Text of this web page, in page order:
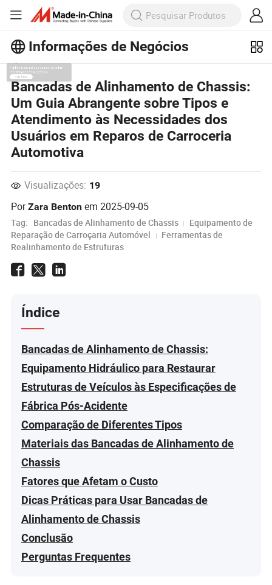
Informações de Negócios
Explore mais artigos populares sobre
Informações de Negócios!
Veja Mais
Bancadas de Alinhamento de Chassis:
Um Guia Abrangente sobre Tipos e
Atendimento às Necessidades dos
Usuários em Reparos de Carroceria
Automotiva
Visualizações: 19
PorZara Benton em2025-09-05
Tag: Bancadas de Alinhamento de Chassis
Equipamento de
Reparação de Carroçaria Automóvel
Ferramentas de
Realinhamento de Estruturas
Índice
Bancadas de Alinhamento de Chassis:
Equipamento Hidráulico para Restaurar
Estruturas de Veículos às Especificações de
Fábrica Pós-Acidente
Comparação de Diferentes Tipos
Materiais das Bancadas de Alinhamento de
Chassis
Fatores que Afetam o Custo
Dicas Práticas para Usar Bancadas de
Alinhamento de Chassis
Conclusão
Perguntas Frequentes